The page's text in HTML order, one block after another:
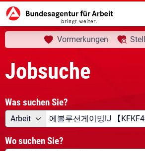
Startseite Jobsuche aktuelle Seite:
Ihre Suche
Vormerkungen
Jobsuche
Was suchen Sie?
Angebotsart
Arbeit Was suchen Sie?
Wo suchen Sie?